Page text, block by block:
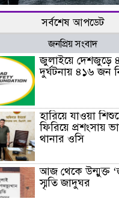
সর্বশেষ আপডেট
জনপ্রিয় সংবাদ
জুলাইয়ে দেশজুড়ে
দুর্ঘটনায় ৪১৬ জন
হারিয়ে যাওয়া
ফিরিয়ে প্রশংসায়
থানার ওসি
আজ থেকে উন্মুক্ত
স্মৃতি জাদুঘর